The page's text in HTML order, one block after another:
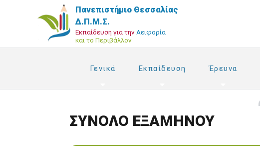
Πανεπιστήμιο Θεσσαλίας
Δ.Π.Μ.Σ.
Εκπαίδευση για την Αειφορία
και το Περιβάλλον
Γενικά Εκπαίδευση Έρευνα
ΣΥΝΟΛΟ ΕΞΑΜΗΝΟΥ